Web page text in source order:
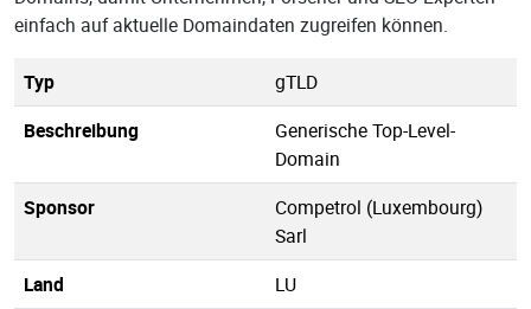
einfach auf aktuelle Domaindaten zugreifen können.
Typ
gTLD
Beschreibung
Generische Top-Level-
Domain
Sponsor
Competrol (Luxembourg)
Sarl
Land
LU